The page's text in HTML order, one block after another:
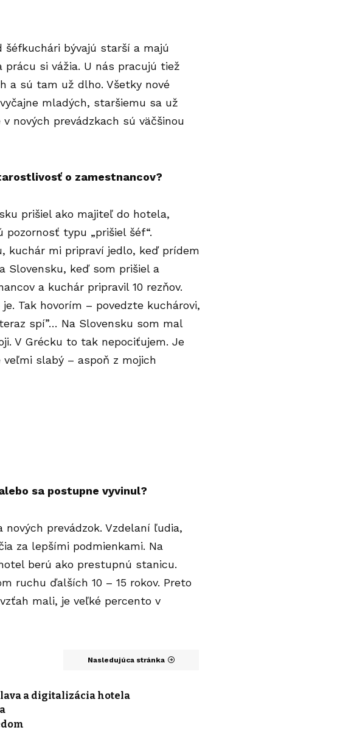
bývajú starší a majú
si vážia. U nás pracujú tiež
a sú tam už dlho. Všetky nové
mladých, staršiemu sa už
nových prevádzkach sú väčšinou
o zamestnancov?
prišiel ako majiteľ do hotela,
typu „prišiel šéf“.
kuchár mi pripraví jedlo, keď prídem
Slovensku, keď som prišiel a
a kuchár pripravil 10 rezňov.
Tak hovorím – povedzte kuchárovi,
spí”… Na Slovensku som mal
V Grécku to tak nepociťujem. Je
slabý – aspoň z mojich
sa postupne vyvinul?
prevádzok. Vzdelaní ľudia,
za lepšími podmienkami. Na
berú ako prestupnú stanicu.
ruchu ďalších 10 – 15 rokov. Preto
mali, je veľké percento v
Nasledujúca stránka
a digitalizácia hotela